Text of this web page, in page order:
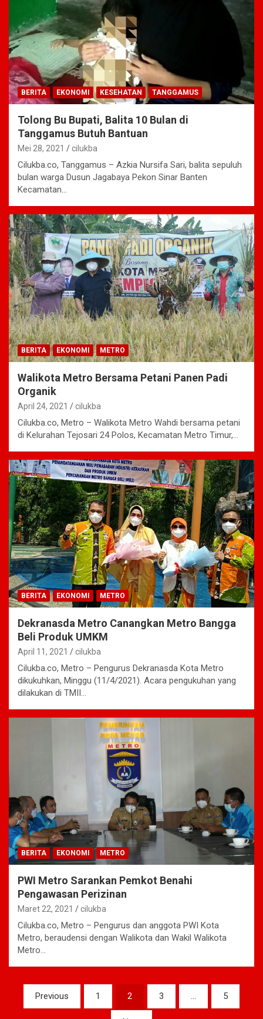
BERITA EKONOMI KESEHATAN TANGGAMUS
Tolong Bu Bupati, Balita 10 Bulan di
Tanggamus Butuh Bantuan
Mei 28, 2021 cilukba
Cilukba.co, Tanggamus – Azkia Nursifa Sari, balita sepuluh
bulan warga Dusun Jagabaya Pekon Sinar Banten
Kecamatan…
BERITA EKONOMI METRO
Walikota Metro Bersama Petani Panen Padi
Organik
April 24, 2021 cilukba
Cilukba.co, Metro – Walikota Metro Wahdi bersama petani
di Kelurahan Tejosari 24 Polos, Kecamatan Metro Timur,…
BERITA EKONOMI METRO
Dekranasda Metro Canangkan Metro Bangga
Beli Produk UMKM
April 11, 2021 cilukba
Cilukba.co, Metro – Pengurus Dekranasda Kota Metro
dikukuhkan, Minggu (11/4/2021). Acara pengukuhan yang
dilakukan di TMII…
BERITA EKONOMI METRO
PWI Metro Sarankan Pemkot Benahi
Pengawasan Perizinan
Maret 22, 2021 cilukba
Cilukba.co, Metro – Pengurus dan anggota PWI Kota
Metro, beraudensi dengan Walikota dan Wakil Walikota
Metro…
Navigasi
pos
Previous 1 2 3 … 5